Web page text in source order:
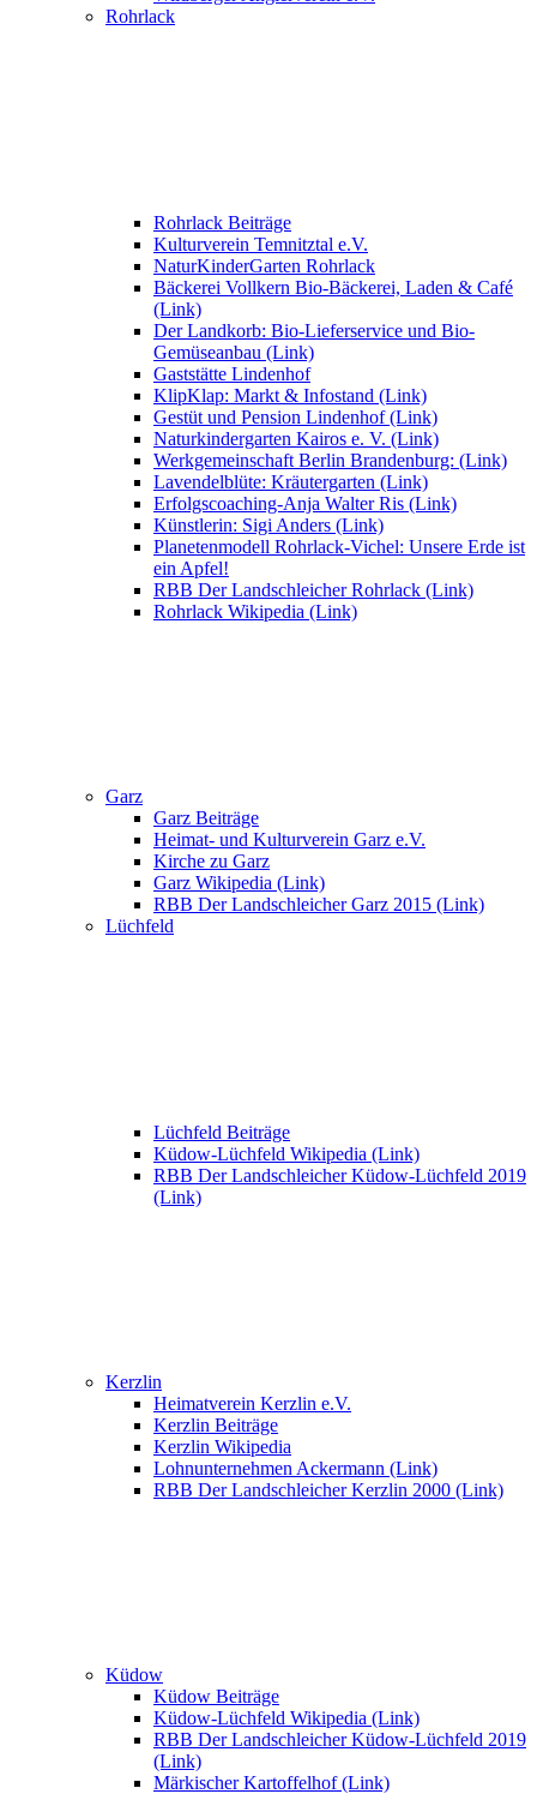
Rohrlack
Rohrlack Beiträge
Kulturverein Temnitztal e.V.
NaturKinderGarten Rohrlack
Bäckerei Vollkern Bio-Bäckerei, Laden & Café
(Link)
Der Landkorb: Bio-Lieferservice und Bio-
Gemüseanbau (Link)
Gaststätte Lindenhof
KlipKlap: Markt & Infostand (Link)
Gestüt und Pension Lindenhof (Link)
Naturkindergarten Kairos e. V. (Link)
Werkgemeinschaft Berlin Brandenburg: (Link)
Lavendelblüte: Kräutergarten (Link)
Erfolgscoaching-Anja Walter Ris (Link)
Künstlerin: Sigi Anders (Link)
Planetenmodell Rohrlack-Vichel: Unsere Erde ist
ein Apfel!
RBB Der Landschleicher Rohrlack (Link)
Rohrlack Wikipedia (Link)
Garz
Garz Beiträge
Heimat- und Kulturverein Garz e.V.
Kirche zu Garz
Garz Wikipedia (Link)
RBB Der Landschleicher Garz 2015 (Link)
Lüchfeld
Lüchfeld Beiträge
Küdow-Lüchfeld Wikipedia (Link)
RBB Der Landschleicher Küdow-Lüchfeld 2019
(Link)
Kerzlin
Heimatverein Kerzlin e.V.
Kerzlin Beiträge
Kerzlin Wikipedia
Lohnunternehmen Ackermann (Link)
RBB Der Landschleicher Kerzlin 2000 (Link)
Küdow
Küdow Beiträge
Küdow-Lüchfeld Wikipedia (Link)
RBB Der Landschleicher Küdow-Lüchfeld 2019
(Link)
Märkischer Kartoffelhof (Link)